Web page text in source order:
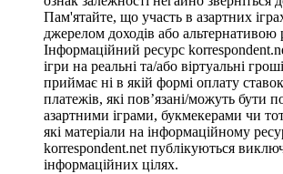
Пам'ятайте, що участь в азартних
джерелом доходів або альтернативою
Інформаційний ресурс
ігри на реальні та/або віртуальні
приймає ні в якій формі оплату
платежів, які пов’язані/можуть бути
азартними іграми, букмекерами чи
які матеріали на інформаційному
korrespondent.net публікуються
інформаційних цілях.